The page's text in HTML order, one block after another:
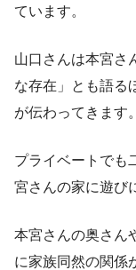
ています。
山口さんは本宮さ
な存在」とも語る
が伝わってきます。
プライベートでも
宮さんの家に遊び
本宮さんの奥さん
に家族同然の関係